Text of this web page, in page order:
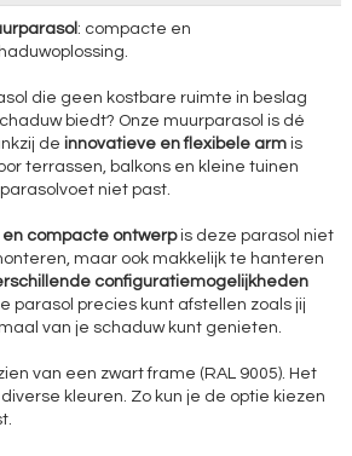
: compacte en
die geen kostbare ruimte in beslag
biedt? Onze muurparasol is dé
de innovatieve en flexibele arm is
terrassen, balkons en kleine tuinen
niet past.
en compacte ontwerpis deze parasol niet
maar ook makkelijk te hanteren
configuratiemogelijkheden
parasol precies kunt afstellen zoals jij
van je schaduw kunt genieten.
van een zwart frame (RAL 9005). Het
kleuren. Zo kun je de optie kiezen